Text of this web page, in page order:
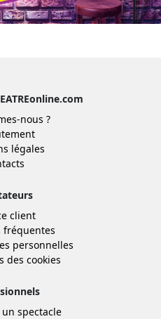
nous ?
légales
client
fréquentes
personnelles
des cookies
spectacle